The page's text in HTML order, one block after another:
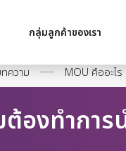
กลุ่มลูกค้าของเรา
ความ MOU คืออะไร
ต้องทำกา